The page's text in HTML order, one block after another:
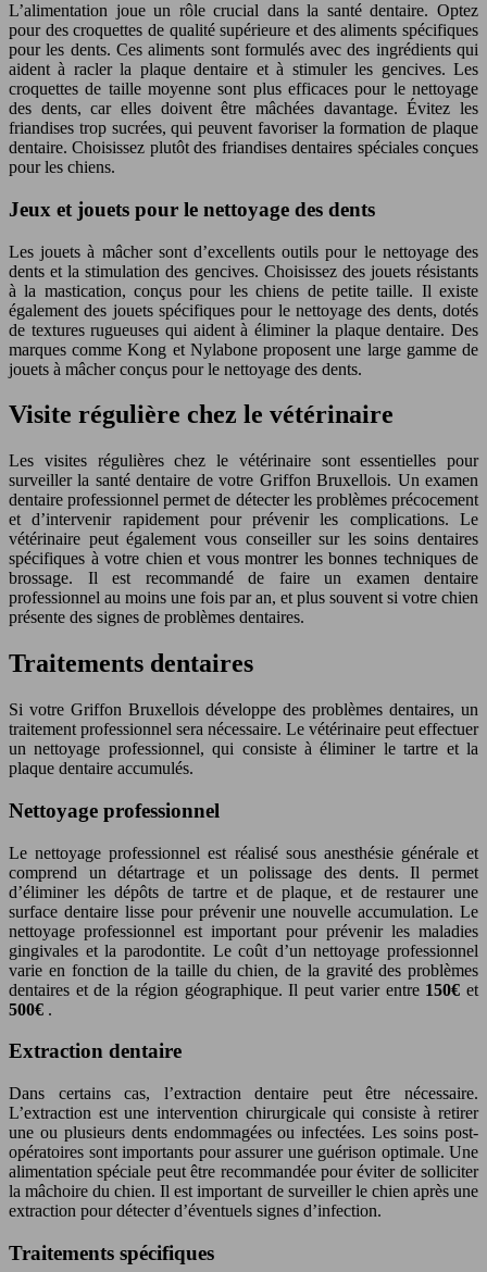
L’alimentation joue un rôle crucial dans la santé dentaire. Optez
pour des croquettes de qualité supérieure et des aliments spécifiques
pour les dents. Ces aliments sont formulés avec des ingrédients qui
aident à racler la plaque dentaire et à stimuler les gencives. Les
croquettes de taille moyenne sont plus efficaces pour le nettoyage
des dents, car elles doivent être mâchées davantage. Évitez les
friandises trop sucrées, qui peuvent favoriser la formation de plaque
dentaire. Choisissez plutôt des friandises dentaires spéciales conçues
pour les chiens.
Jeux et jouets pour le nettoyage des dents
Les jouets à mâcher sont d’excellents outils pour le nettoyage des
dents et la stimulation des gencives. Choisissez des jouets résistants
à la mastication, conçus pour les chiens de petite taille. Il existe
également des jouets spécifiques pour le nettoyage des dents, dotés
de textures rugueuses qui aident à éliminer la plaque dentaire. Des
marques comme Kong et Nylabone proposent une large gamme de
jouets à mâcher conçus pour le nettoyage des dents.
Visite régulière chez le vétérinaire
Les visites régulières chez le vétérinaire sont essentielles pour
surveiller la santé dentaire de votre Griffon Bruxellois. Un examen
dentaire professionnel permet de détecter les problèmes précocement
et d’intervenir rapidement pour prévenir les complications. Le
vétérinaire peut également vous conseiller sur les soins dentaires
spécifiques à votre chien et vous montrer les bonnes techniques de
brossage. Il est recommandé de faire un examen dentaire
professionnel au moins une fois par an, et plus souvent si votre chien
présente des signes de problèmes dentaires.
Traitements dentaires
Si votre Griffon Bruxellois développe des problèmes dentaires, un
traitement professionnel sera nécessaire. Le vétérinaire peut effectuer
un nettoyage professionnel, qui consiste à éliminer le tartre et la
plaque dentaire accumulés.
Nettoyage professionnel
Le nettoyage professionnel est réalisé sous anesthésie générale et
comprend un détartrage et un polissage des dents. Il permet
d’éliminer les dépôts de tartre et de plaque, et de restaurer une
surface dentaire lisse pour prévenir une nouvelle accumulation. Le
nettoyage professionnel est important pour prévenir les maladies
gingivales et la parodontite. Le coût d’un nettoyage professionnel
varie en fonction de la taille du chien, de la gravité des problèmes
dentaires et de la région géographique. Il peut varier entre 150€et
500€ .
Extraction dentaire
Dans certains cas, l’extraction dentaire peut être nécessaire.
L’extraction est une intervention chirurgicale qui consiste à retirer
une ou plusieurs dents endommagées ou infectées. Les soins post-
opératoires sont importants pour assurer une guérison optimale. Une
alimentation spéciale peut être recommandée pour éviter de solliciter
la mâchoire du chien. Il est important de surveiller le chien après une
extraction pour détecter d’éventuels signes d’infection.
Traitements spécifiques